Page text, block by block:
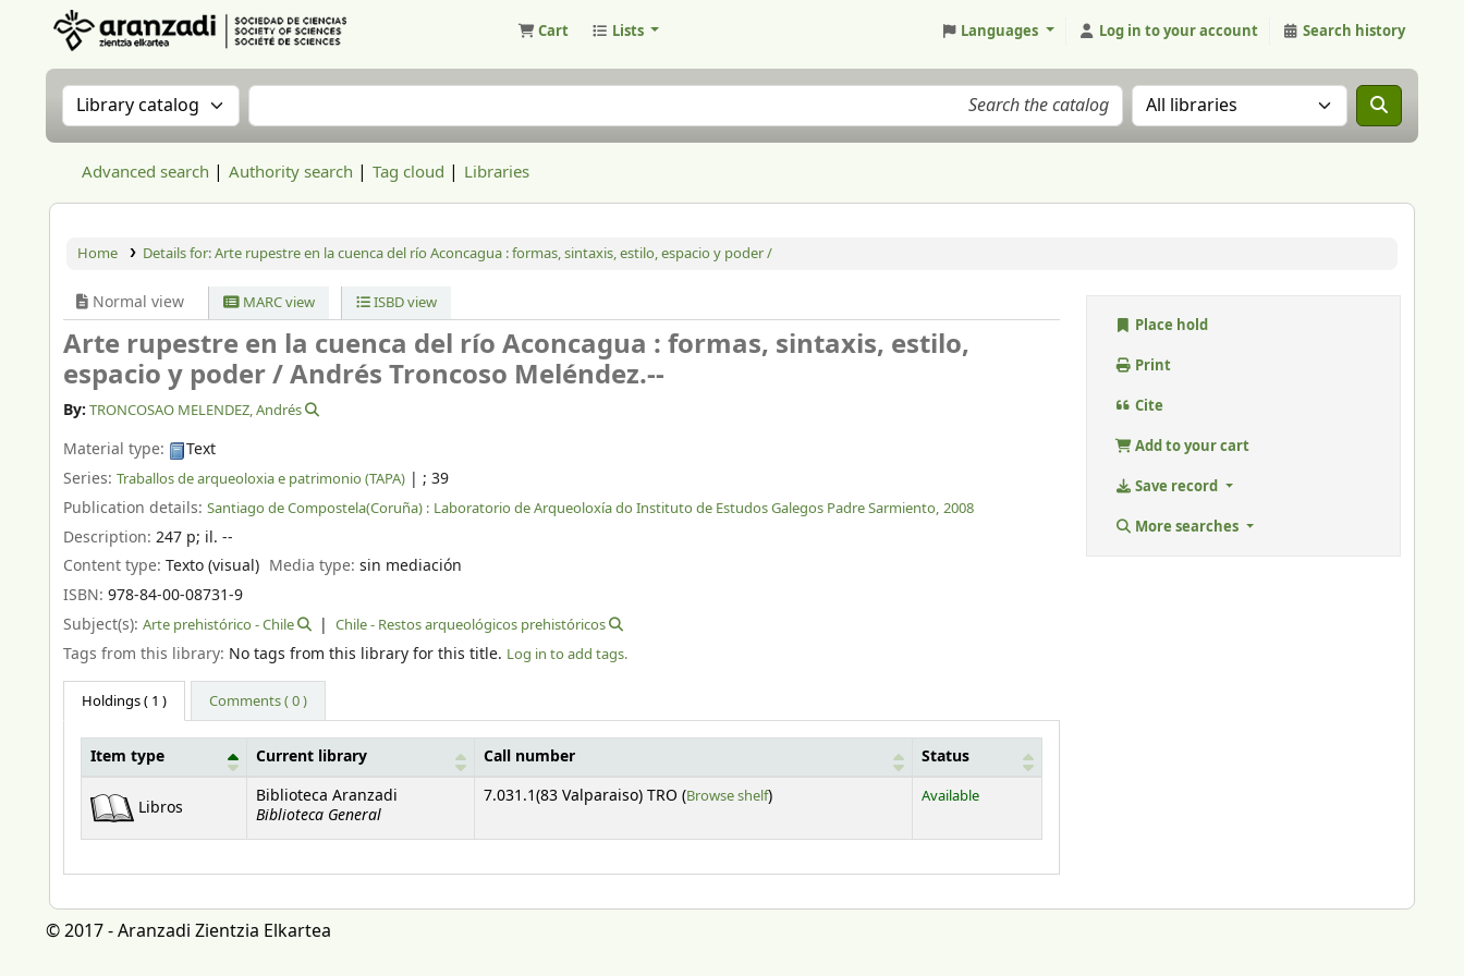
Cart Lists Languages Log in to your account Search history
Search the catalog by:Search the catalog Search the catalog in:
Advanced search Authority search Tag cloud Libraries
Home Details for:Arte rupestre en la cuenca del río Aconcagua : formas, sintaxis, estilo, espacio y poder /
Normal view MARC view ISBD view
Arte rupestre en la cuenca del río Aconcagua : formas, sintaxis, estilo,
espacio y poder /Andrés Troncoso Meléndez.--
By: TRONCOSAO MELENDEZ, Andrés
Material type:
Text
Series: Traballos de arqueoloxia e patrimonio (TAPA) | ; 39
Publication details: Santiago de Compostela(Coruña) : Laboratorio de Arqueoloxía do Instituto de Estudos Galegos Padre Sarmiento, 2008
Description: 247 p; il. --
Content type: Texto (visual) Media type:sin mediación
ISBN: 978-84-00-08731-9
Subject(s): Arte prehistórico - Chile Chile - Restos arqueológicos prehistóricos
Tags from this library: No tags from this library for this title. Log in to add tags.
Holdings( 1 ) Comments ( 0 )
Item type Current library Call number Status
Libros
Biblioteca Aranzadi
Biblioteca General
7.031.1(83 Valparaiso) TRO (Browse shelf(Opens below)
) Available
Place hold
Print
Cite
Add to your cart
Save record
More searches
© 2017 - Aranzadi Zientzia Elkartea